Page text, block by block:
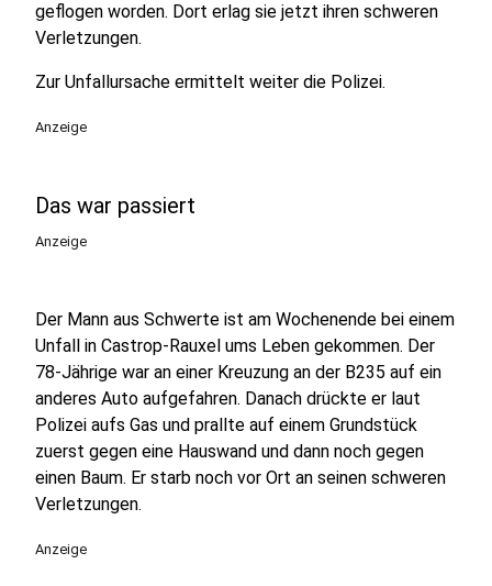
geflogen worden. Dort erlag sie jetzt ihren schweren
Verletzungen.
Zur Unfallursache ermittelt weiter die Polizei.
Anzeige
Das war passiert
Anzeige
Der Mann aus Schwerte ist am Wochenende bei einem
Unfall in Castrop-Rauxel ums Leben gekommen. Der
78-Jährige war an einer Kreuzung an der B235 auf ein
anderes Auto aufgefahren. Danach drückte er laut
Polizei aufs Gas und prallte auf einem Grundstück
zuerst gegen eine Hauswand und dann noch gegen
einen Baum. Er starb noch vor Ort an seinen schweren
Verletzungen.
Anzeige